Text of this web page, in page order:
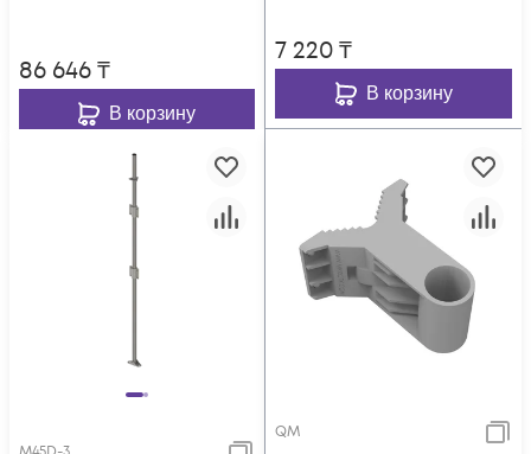
86 646₸
В корзину
7 220₸
В корзину
QM